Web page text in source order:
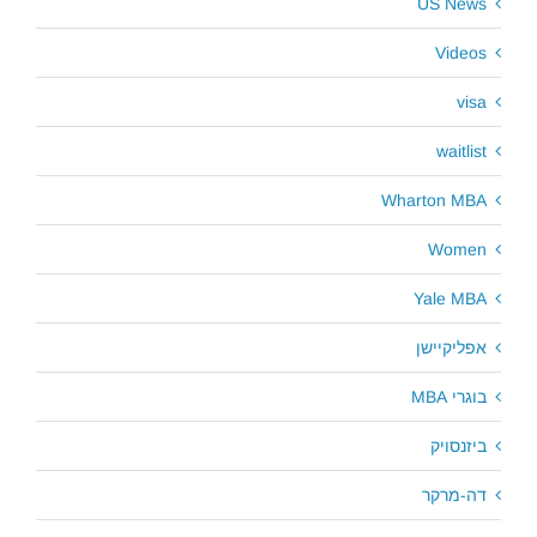
Videos
visa
waitlist
Wharton MBA
Women
Yale MBA
אפליקיישן
בוגרי MBA
ביזנסויק
דה-מרקר